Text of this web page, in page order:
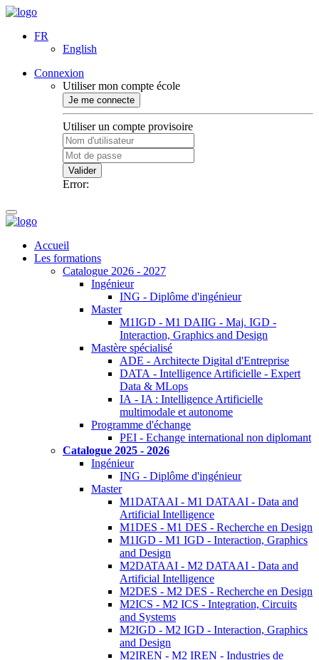
FR
English
Connexion
Utiliser mon compte école
Je me connecte
Utiliser un compte provisoire
Valider
Error:
Accueil
Les formations
Catalogue 2026 - 2027
Ingénieur
ING - Diplôme d'ingénieur
Master
M1IGD - M1 DAIIG - Maj. IGD -
Interaction, Graphics and Design
Mastère spécialisé
ADE - Architecte Digital d'Entreprise
DATA - Intelligence Artificielle - Expert
Data & MLops
IA - IA : Intelligence Artificielle
multimodale et autonome
Programme d'échange
PEI - Echange international non diplomant
Catalogue 2025 - 2026
Ingénieur
ING - Diplôme d'ingénieur
Master
M1DATAAI - M1 DATAAI - Data and
Artificial Intelligence
M1DES - M1 DES - Recherche en Design
M1IGD - M1 IGD - Interaction, Graphics
and Design
M2DATAAI - M2 DATAAI - Data and
Artificial Intelligence
M2DES - M2 DES - Recherche en Design
M2ICS - M2 ICS - Integration, Circuits
and Systems
M2IGD - M2 IGD - Interaction, Graphics
and Design
M2IREN - M2 IREN - Industries de